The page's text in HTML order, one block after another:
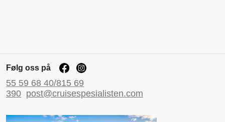
Følg oss på
55 59 68 40/815 69
390 post@cruisespesialisten.com